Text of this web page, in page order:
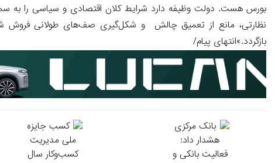
بورس هست. دولت وظیفه دارد شرایط کلان اقتصادی و سیاسی را به سمت
نظارتی، مانع از تعمیق چالش و شکل‌گیری صف‌های طولانی فروش شود.
بازگردد.»انتهای پیام/